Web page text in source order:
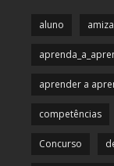
aluno
aprender a
competências
Concurso